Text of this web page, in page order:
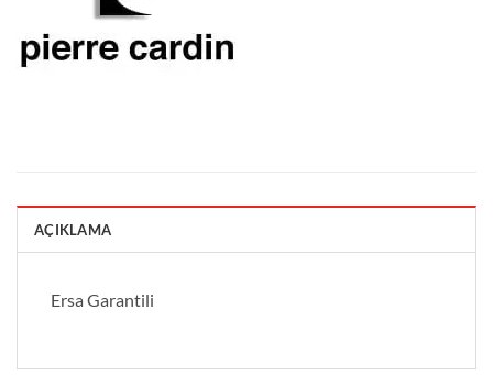
AÇIKLAMA
Ersa Garantili